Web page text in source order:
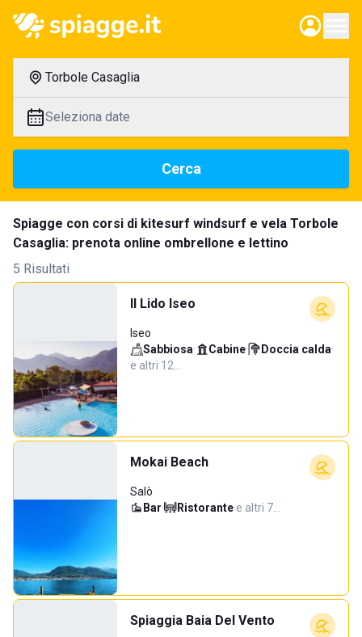
Torbole Casaglia
Seleziona date
Cerca
Spiagge con corsi di kitesurf windsurf e vela Torbole
Casaglia: prenota online ombrellone e lettino
5 Risultati
Il Lido Iseo
Iseo
Sabbiosa· Cabine· Doccia calda·
e altri 12…
Mokai Beach
Salò
Bar· Ristorante·e altri 7…
Spiaggia Baia Del Vento